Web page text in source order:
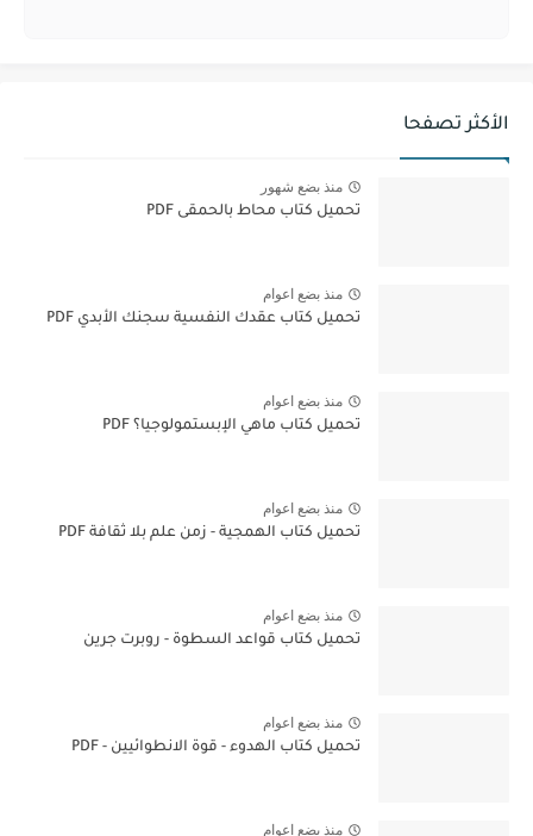
الأكثر تصفحا
منذ بضع شهور
تحميل كتاب محاط بالحمقى PDF
منذ بضع اعوام
تحميل كتاب عقدك النفسية سجنك الأبدي PDF
منذ بضع اعوام
تحميل كتاب ماهي الإبستمولوجيا؟ PDF
منذ بضع اعوام
تحميل كتاب الهمجية - زمن علم بلا ثقافة PDF
منذ بضع اعوام
تحميل كتاب قواعد السطوة - روبرت جرين
منذ بضع اعوام
تحميل كتاب الهدوء - قوة الانطوائيين - PDF
منذ بضع اعوام